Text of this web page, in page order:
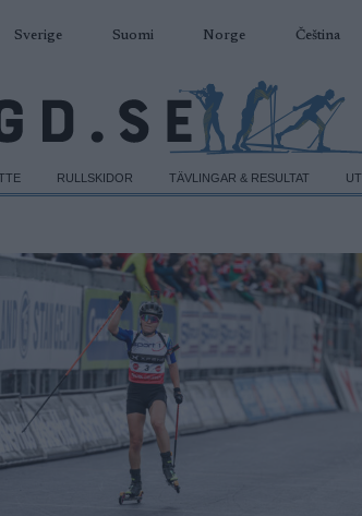
Sverige Suomi Norge Čeština
RULLSKIDOR TÄVLINGAR & RESULTAT